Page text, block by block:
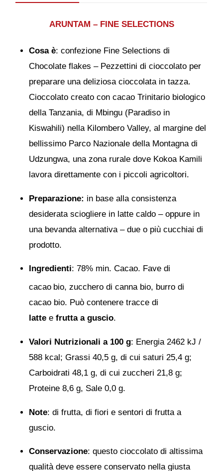
ARUNTAM – FINE SELECTIONS
Cosa è: confezione Fine Selections di
Chocolate flakes – Pezzettini di cioccolato per
preparare una deliziosa cioccolata in tazza.
Cioccolato creato con cacao Trinitario biologico
della Tanzania, di Mbingu (Paradiso in
Kiswahili) nella Kilombero Valley, al margine del
bellissimo Parco Nazionale della Montagna di
Udzungwa, una zona rurale dove Kokoa Kamili
lavora direttamente con i piccoli agricoltori.
Preparazione: in base alla consistenza
desiderata sciogliere in latte caldo – oppure in
una bevanda alternativa – due o più cucchiai di
prodotto.
Ingredienti: 78% min. Cacao. Fave di
cacao bio, zucchero di canna bio, burro di
cacao bio. Può contenere tracce di
latte efrutta a guscio.
Valori Nutrizionali a 100 g: Energia 2462 kJ /
588 kcal; Grassi 40,5 g, di cui saturi 25,4 g;
Carboidrati 48,1 g, di cui zuccheri 21,8 g;
Proteine 8,6 g, Sale 0,0 g.
Note: di frutta, di fiori e sentori di frutta a
guscio.
Conservazione: questo cioccolato di altissima
qualità deve essere conservato nella giusta